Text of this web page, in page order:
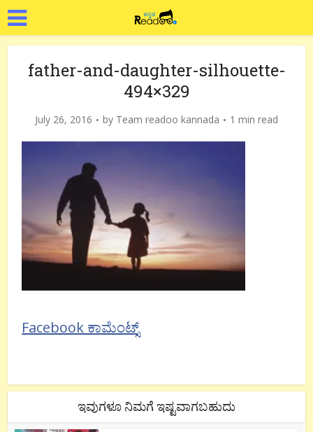
father-and-daughter-silhouette-
494×329
July 26, 2016 by Team readoo kannada 1 min read
Facebook ಕಾಮೆಂಟ್ಸ್
ಇವುಗಳೂ ನಿಮಗೆ ಇಷ್ಟವಾಗಬಹುದು